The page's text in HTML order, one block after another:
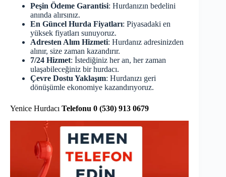
Peşin Ödeme Garantisi: Hurdanızın bedelini
anında alırsınız.
En Güncel Hurda Fiyatları: Piyasadaki en
yüksek fiyatları sunuyoruz.
Adresten Alım Hizmeti: Hurdanız adresinizden
alınır, size zaman kazandırır.
7/24 Hizmet: İstediğiniz her an, her zaman
ulaşabileceğiniz bir hurdacı.
Çevre Dostu Yaklaşım: Hurdanızı geri
dönüşümle ekonomiye kazandırıyoruz.
Yenice Hurdacı Telefonu 0 (530) 913 0679